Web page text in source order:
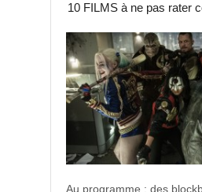
10 FILMS à ne pas rater
Au programme : des